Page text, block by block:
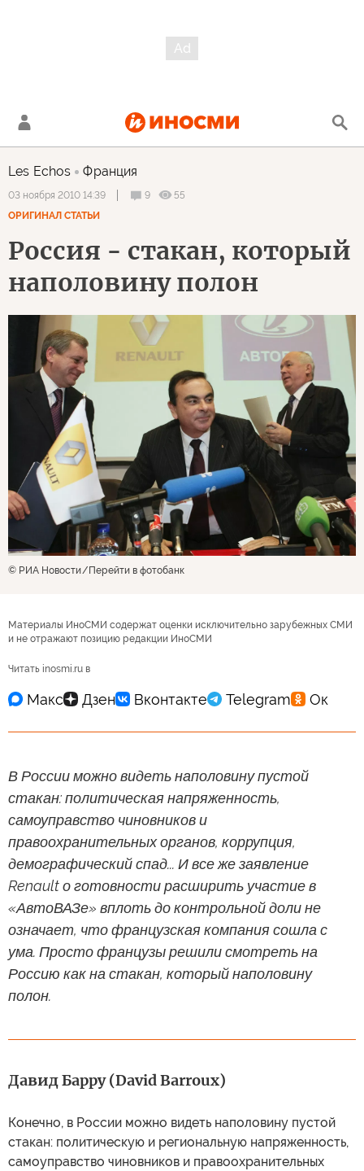
Les Echos Франция
03 ноября 2010 14:39 9
55
ОРИГИНАЛ СТАТЬИ
Россия - стакан, который
наполовину полон
© РИА Новости Перейти в фотобанк
Материалы ИноСМИ содержат оценки исключительно зарубежных СМИ
и не отражают позицию редакции ИноСМИ
Читать inosmi.ru в
В России можно видеть наполовину пустой
стакан: политическая напряженность,
самоуправство чиновников и
правоохранительных органов, коррупция,
демографический спад... И все же заявление
Renault о готовности расширить участие в
«АвтоВАЗе» вплоть до контрольной доли не
означает, что французская компания сошла с
ума. Просто французы решили смотреть на
Россию как на стакан, который наполовину
полон.
Давид Барру (David Barroux)
Конечно, в России можно видеть наполовину пустой
стакан: политическую и региональную напряженность,
самоуправство чиновников и правоохранительных